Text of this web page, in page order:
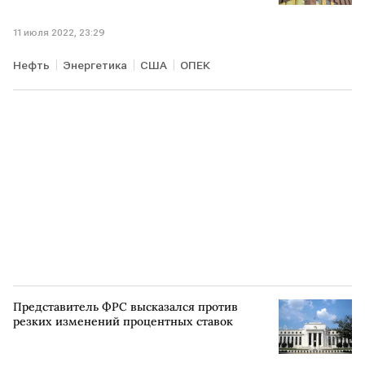
11 июля 2022, 23:29
Нефть Энергетика США ОПЕК
Представитель ФРС высказался против
резких изменений процентных ставок